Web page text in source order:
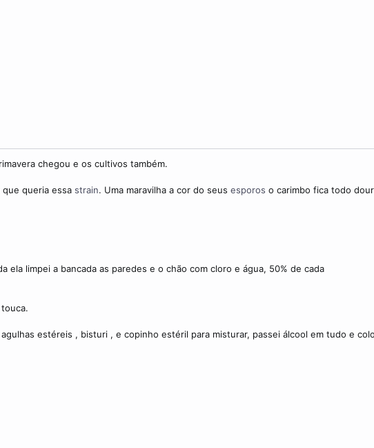
chegou e os cultivos também.
queria essa strain. Uma maravilha a cor do seus esporos o carimbo fica todo
ela limpei a bancada as paredes e o chão com cloro e água, 50% de cada
estéreis , bisturi , e copinho estéril para misturar, passei álcool em tudo e